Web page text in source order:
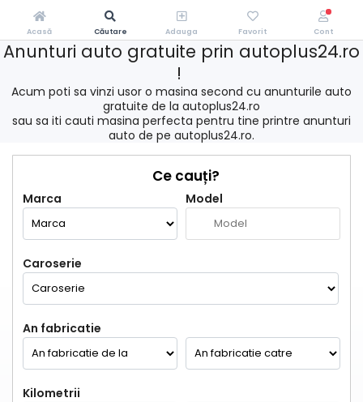
Anunturi auto gratuite prin autoplus24.ro
!
Acum poti sa vinzi usor o masina second cu anunturile auto
gratuite de la autoplus24.ro
sau sa iti cauti masina perfecta pentru tine printre anunturi
auto de pe autoplus24.ro.
Ce cauți?
Marca Model
Caroserie
An fabricatie
Kilometrii
Acasă Căutare Adauga Favorit Cont